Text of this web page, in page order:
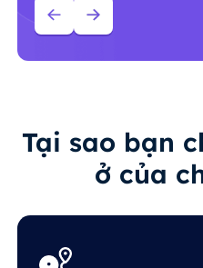
Tại sao bạn
ở của